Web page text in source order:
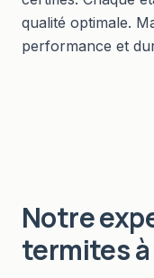
qualité optimale.
performance et
Notre
termitesà